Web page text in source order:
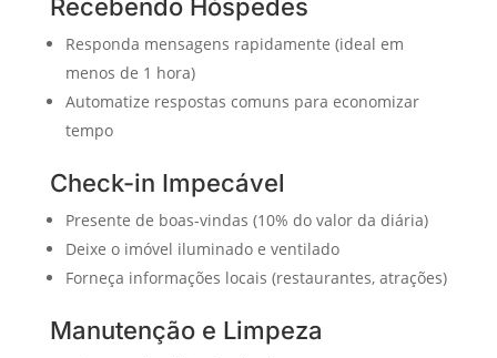
Recebendo Hóspedes
Responda mensagens rapidamente (ideal em
menos de 1 hora)
Automatize respostas comuns para economizar
tempo
Check-in Impecável
Presente de boas-vindas (10% do valor da diária)
Deixe o imóvel iluminado e ventilado
Forneça informações locais (restaurantes, atrações)
Manutenção e Limpeza